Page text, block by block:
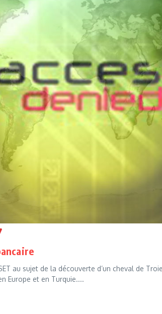
au sujet de la découverte d’un cheval de
Europe et en Turquie....